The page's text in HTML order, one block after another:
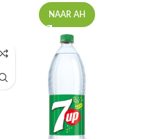
NAAR AH